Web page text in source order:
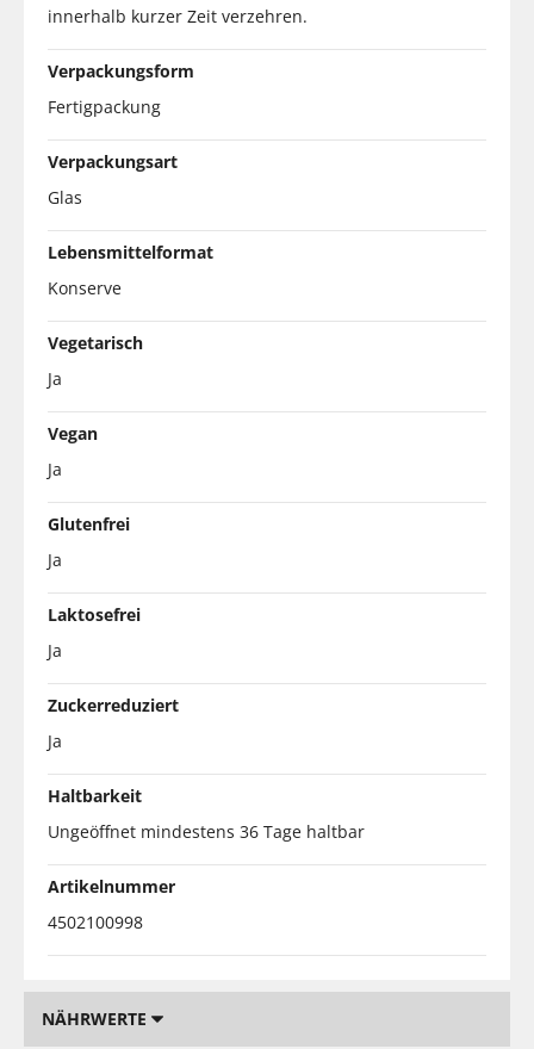
innerhalb kurzer Zeit verzehren.
Verpackungsform
Fertigpackung
Verpackungsart
Glas
Lebensmittelformat
Konserve
Vegetarisch
Ja
Vegan
Ja
Glutenfrei
Ja
Laktosefrei
Ja
Zuckerreduziert
Ja
Haltbarkeit
Ungeöffnet mindestens 36 Tage haltbar
Artikelnummer
4502100998
NÄHRWERTE